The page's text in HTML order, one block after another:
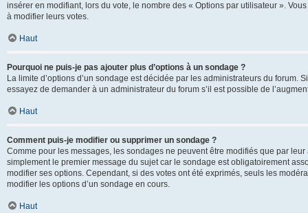
insérer en modifiant, lors du vote, le nombre des « Options par utilisateur ».
à modifier leurs votes.
Haut
Pourquoi ne puis-je pas ajouter plus d’options à un sondage ?
La limite d’options d’un sondage est décidée par les administrateurs du
essayez de demander à un administrateur du forum s’il est possible de
Haut
Comment puis-je modifier ou supprimer un sondage ?
Comme pour les messages, les sondages ne peuvent être modifiés que par
simplement le premier message du sujet car le sondage est obligatoirement
modifier ses options. Cependant, si des votes ont été exprimés, seuls les
modifier les options d’un sondage en cours.
Haut